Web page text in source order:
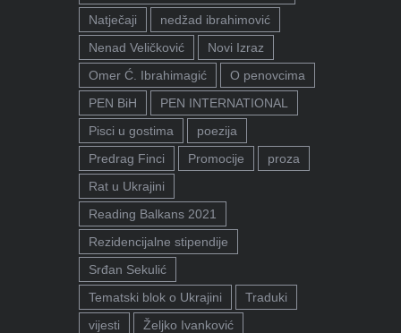
Natječaji
nedžad ibrahimović
Nenad Veličković
Novi Izraz
Omer Ć. Ibrahimagić
O penovcima
PEN BiH
PEN INTERNATIONAL
Pisci u gostima
poezija
Predrag Finci
Promocije
proza
Rat u Ukrajini
Reading Balkans 2021
Rezidencijalne stipendije
Srđan Sekulić
Tematski blok o Ukrajini
Traduki
vijesti
Željko Ivanković